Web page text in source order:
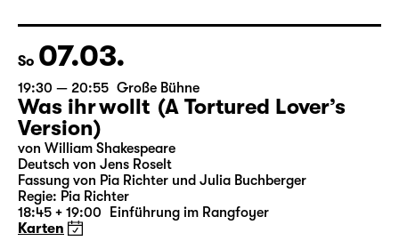
Regie: Enrico Lübbe
Karten
So 07.03.
19:30 — 20:55 Große Bühne
Was ihr wollt (A Tortured Lover’s
Version)
von William Shakespeare
Deutsch von Jens Roselt